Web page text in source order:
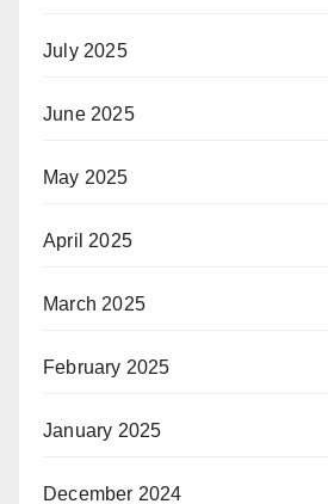
July 2025
June 2025
May 2025
April 2025
March 2025
February 2025
January 2025
December 2024